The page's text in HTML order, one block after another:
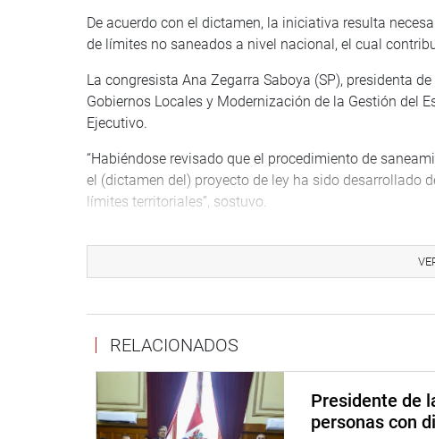
De acuerdo con el dictamen, la iniciativa resulta
de límites no saneados a nivel nacional, el cual
La congresista Ana Zegarra Saboya (SP), presidenta
Gobiernos Locales y Modernización de la Gestión del
Ejecutivo.
“Habiéndose revisado que el procedimiento de
el (dictamen del) proyecto de ley ha sido desarrollado
límites territoriales”, sostuvo.
RELACIONADOS
Presidente de
personas con